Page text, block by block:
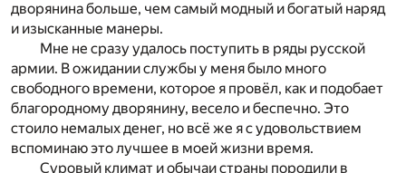
дворянина больше, чем самый модный и богатый наряд
и изысканные манеры.
Мне не сразу удалось поступить в ряды русской
армии. В ожидании службы у меня было много
свободного времени, которое я провёл, как и подобает
благородному дворянину, весело и беспечно. Это
стоило немалых денег, но всё же я с удовольствием
вспоминаю это лучшее в моей жизни время.
Суровый климат и обычаи страны породили в